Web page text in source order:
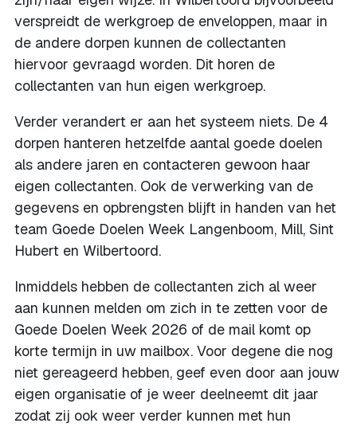
verspreidt de werkgroep de enveloppen, maar in
de andere dorpen kunnen de collectanten
hiervoor gevraagd worden. Dit horen de
collectanten van hun eigen werkgroep.
Verder verandert er aan het systeem niets. De 4
dorpen hanteren hetzelfde aantal goede doelen
als andere jaren en contacteren gewoon haar
eigen collectanten. Ook de verwerking van de
gegevens en opbrengsten blijft in handen van het
team Goede Doelen Week Langenboom, Mill, Sint
Hubert en Wilbertoord.
Inmiddels hebben de collectanten zich al weer
aan kunnen melden om zich in te zetten voor de
Goede Doelen Week 2026 of de mail komt op
korte termijn in uw mailbox. Voor degene die nog
niet gereageerd hebben, geef even door aan jouw
eigen organisatie of je weer deelneemt dit jaar
zodat zij ook weer verder kunnen met hun